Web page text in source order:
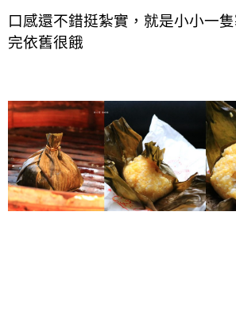
口感還不錯挺紮實，就是小小一
完依舊很餓